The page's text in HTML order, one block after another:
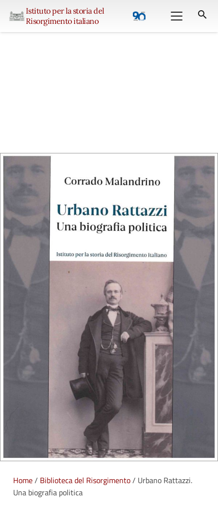
Istituto per la storia del
Risorgimento italiano
search
Home/ Biblioteca del Risorgimento/ Urbano Rattazzi.
Una biografia politica